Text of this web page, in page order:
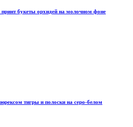
букеты орхидей на молочном фоне
тигры и полоски на серо-белом